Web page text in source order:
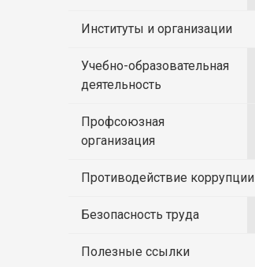
Институты и организации
Учебно-образовательная
деятельность
Профсоюзная
организация
Противодействие коррупции
Безопасность труда
Полезные ссылки